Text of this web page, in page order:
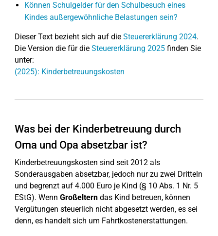
Können Schulgelder für den Schulbesuch eines
Kindes außergewöhnliche Belastungen sein?
Dieser Text bezieht sich auf die Steuererklärung 2024.
Die Version die für die Steuererklärung 2025 finden Sie
unter:
(2025): Kinderbetreuungskosten
Was bei der Kinderbetreuung durch
Oma und Opa absetzbar ist?
Kinderbetreuungskosten sind seit 2012 als
Sonderausgaben absetzbar, jedoch nur zu zwei Dritteln
und begrenzt auf 4.000 Euro je Kind (§ 10 Abs. 1 Nr. 5
EStG). Wenn Großeltern das Kind betreuen, können
Vergütungen steuerlich nicht abgesetzt werden, es sei
denn, es handelt sich um Fahrtkostenerstattungen.